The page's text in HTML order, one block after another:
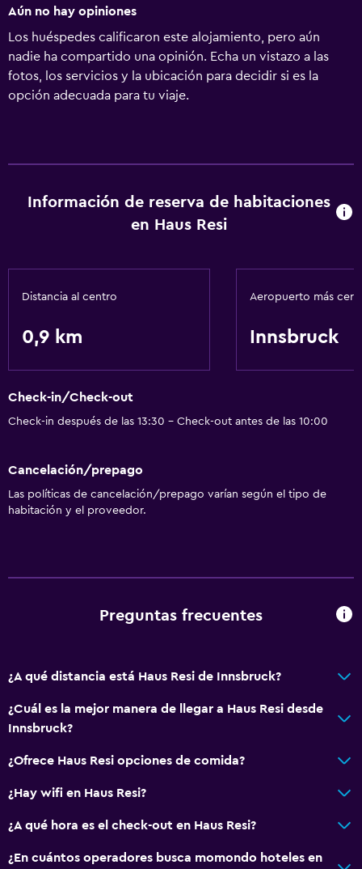
Aún no hay opiniones
Los huéspedes calificaron este alojamiento, pero aún
nadie ha compartido una opinión. Echa un vistazo a las
fotos, los servicios y la ubicación para decidir si es la
opción adecuada para tu viaje.
Información de reserva de habitaciones
en Haus Resi
Distancia al centro
0,9 km
Aeropuerto más
Innsbruck
Check-in/Check-out
Check-in después de las 13:30 - Check-out antes de las 10:00
Cancelación/prepago
Las políticas de cancelación/prepago varían según el tipo de
habitación y el proveedor.
Preguntas frecuentes
¿A qué distancia está Haus Resi de Innsbruck?
¿Cuál es la mejor manera de llegar a Haus Resi desde
Innsbruck?
¿Ofrece Haus Resi opciones de comida?
¿Hay wifi en Haus Resi?
¿A qué hora es el check-out en Haus Resi?
¿En cuántos operadores busca momondo hoteles en